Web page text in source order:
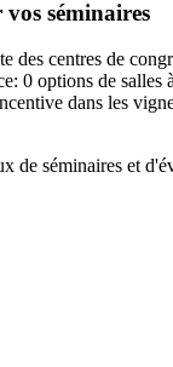
séminaires
des centres de
0 options de salles
dans les
de séminaires et